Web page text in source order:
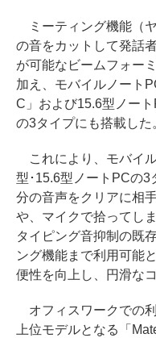
ミーティング機能（
の音をカットして発話
が可能なビームフォー
加え、モバイルノート
C」および15.6型ノート
の3タイプにも搭載した
これにより、モバイ
型･15.6型ノートPCの3
分の音声をクリアに相
や、マイクで拾ってし
タイピング音抑制の既
ング機能まで利用可能
便性を向上し、円滑な
オフィスワークでの
上位モデルとなる「